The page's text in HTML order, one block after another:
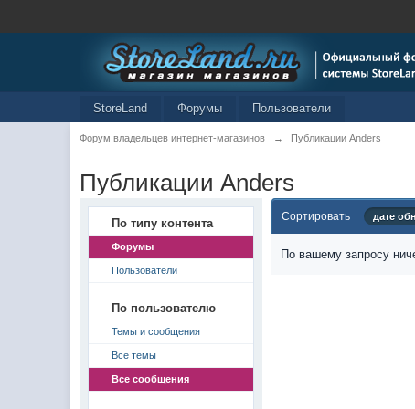
StoreLand Форумы Пользователи
Форум владельцев интернет-магазинов → Публикации Anders
Публикации Anders
По типу контента
Форумы
Пользователи
По пользователю
Темы и сообщения
Все темы
Все сообщения
Сортировать дате
По вашему запросу